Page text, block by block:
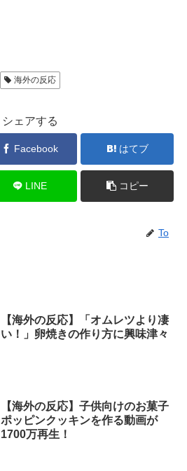
海外の反応
シェアする
Facebook はてブ
LINE コピー
To
【海外の反応】「オムレツより凄
い！」卵焼きの作り方に興味津々
【海外の反応】子供向けのお菓子
ポッピンクッキンを作る動画が
1700万再生！